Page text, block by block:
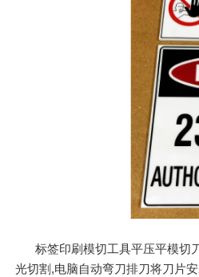
标签印刷模切工具平压平模切
光切割,电脑自动弯刀排刀将刀片